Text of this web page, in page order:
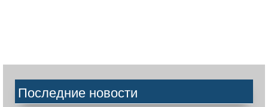
Последние новости